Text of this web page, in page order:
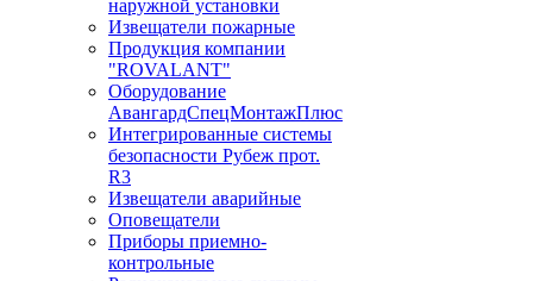
наружной установки
Извещатели пожарные
Продукция компании
"ROVALANT"
Оборудование
АвангардСпецМонтажПлюс
Интегрированные системы
безопасности Рубеж прот.
R3
Извещатели аварийные
Оповещатели
Приборы приемно-
контрольные